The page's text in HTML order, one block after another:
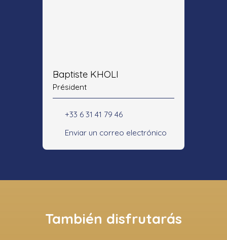
Baptiste KHOLI
Président
+33 6 31 41 79 46
Enviar un correo electrónico
También disfrutarás